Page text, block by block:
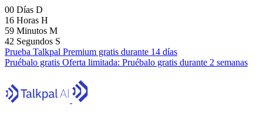
00 Días D
16 Horas H
59 Minutos M
41 Segundos S
Prueba Talkpal Premium gratis durante 14 días
Pruébalo gratis Oferta limitada: Pruébalo gratis durante 2 semanas